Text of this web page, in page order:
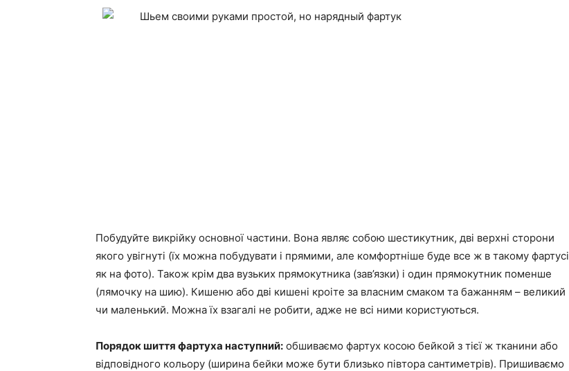
Побудуйте викрійку основної частини. Вона являє собою шестикутник, дві верхні сторони
якого увігнуті (їх можна побудувати і прямими, але комфортніше буде все ж в такому фартусі
як на фото). Також крім два вузьких прямокутника (зав’язки) і один прямокутник поменше
(лямочку на шию). Кишеню або дві кишені кроіте за власним смаком та бажанням – великий
чи маленький. Можна їх взагалі не робити, адже не всі ними користуються.
Порядок шиття фартуха наступний: обшиваємо фартух косою бейкой з тієї ж тканини або
відповідного кольору (ширина бейки може бути близько півтора сантиметрів). Пришиваємо